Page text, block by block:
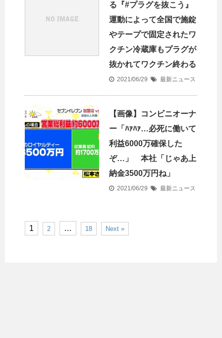
る『#プラグを抜こう』
運動によって全国で施錠
やテープで固定されたワ
クチン冷蔵庫もプラグが
抜かれてワクチン終わる
2021/06/29 最新ニュース
【画像】コンビニオーナ
ー「ﾊｧﾊｧ…必死に働いて
利益6000万確保した
ぞ…」 本社「じゃあ上
納金3500万円ね」
2021/06/29 最新ニュース
1 2 … 18 Next »